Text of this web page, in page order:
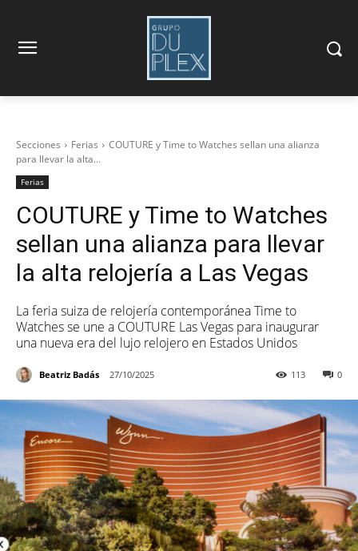
Secciones Ferias
COUTURE y Time to Watches sellan una alianza
para llevar la alta...
Ferias
COUTURE y Time to Watches
sellan una alianza para llevar
la alta relojería a Las Vegas
La feria suiza de relojería contemporánea Time to
Watches se une a COUTURE Las Vegas para inaugurar
una nueva era del lujo relojero en Estados Unidos
Beatriz Badás 27/10/2025 0
113